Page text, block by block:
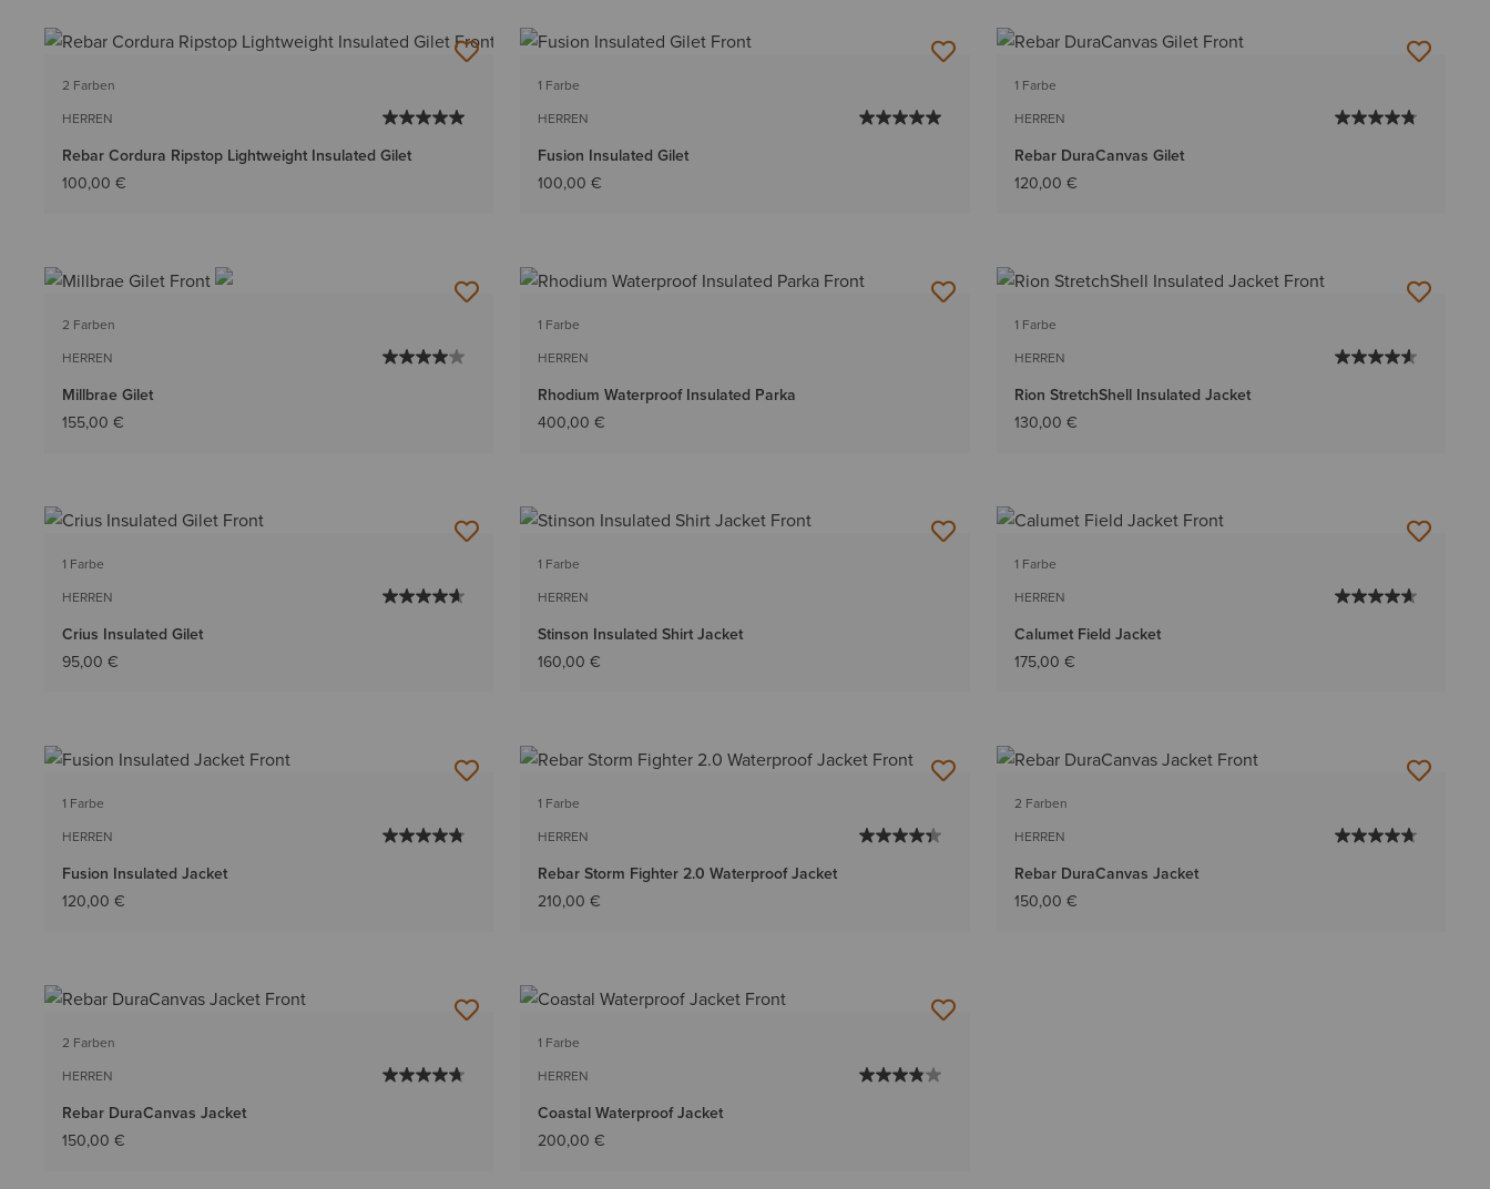
2 Farben
HERREN
Rebar Cordura Ripstop Lightweight Insulated Gilet
100,00 €
1 Farbe
HERREN
Fusion Insulated Gilet
100,00 €
1 Farbe
HERREN
Rebar DuraCanvas Gilet
120,00 €
2 Farben
HERREN
Millbrae Gilet
155,00 €
1 Farbe
HERREN
Rhodium Waterproof Insulated Parka
400,00 €
1 Farbe
HERREN
Rion StretchShell Insulated Jacket
130,00 €
1 Farbe
HERREN
Crius Insulated Gilet
95,00 €
1 Farbe
HERREN
Stinson Insulated Shirt Jacket
160,00 €
1 Farbe
HERREN
Calumet Field Jacket
175,00 €
1 Farbe
HERREN
Fusion Insulated Jacket
120,00 €
1 Farbe
HERREN
Rebar Storm Fighter 2.0 Waterproof Jacket
210,00 €
2 Farben
HERREN
Rebar DuraCanvas Jacket
150,00 €
2 Farben
HERREN
Rebar DuraCanvas Jacket
150,00 €
1 Farbe
HERREN
Coastal Waterproof Jacket
200,00 €